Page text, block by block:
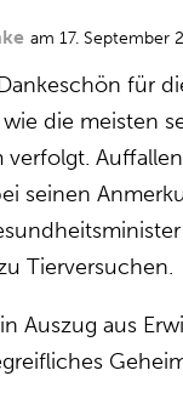
am 17. September
für
die meisten
verfolgt.
seinen
Tierversuchen.
Auszug aus